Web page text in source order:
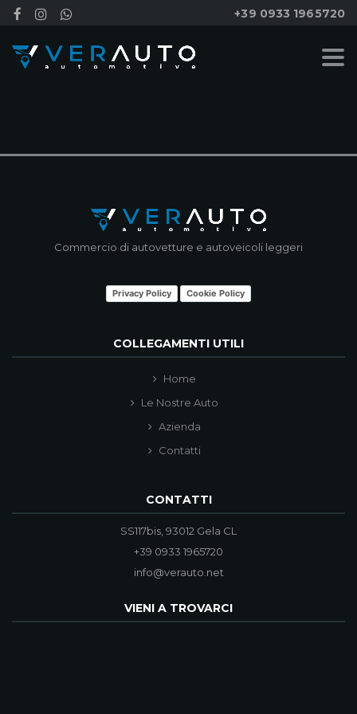
+39 0933 1965720
Commercio di autovetture e autoveicoli leggeri
Privacy Policy Cookie Policy
COLLEGAMENTI UTILI
Home
Le Nostre Auto
Azienda
Contatti
CONTATTI
SS117bis, 93012 Gela CL
+39 0933 1965720
info@verauto.net
VIENI A TROVARCI